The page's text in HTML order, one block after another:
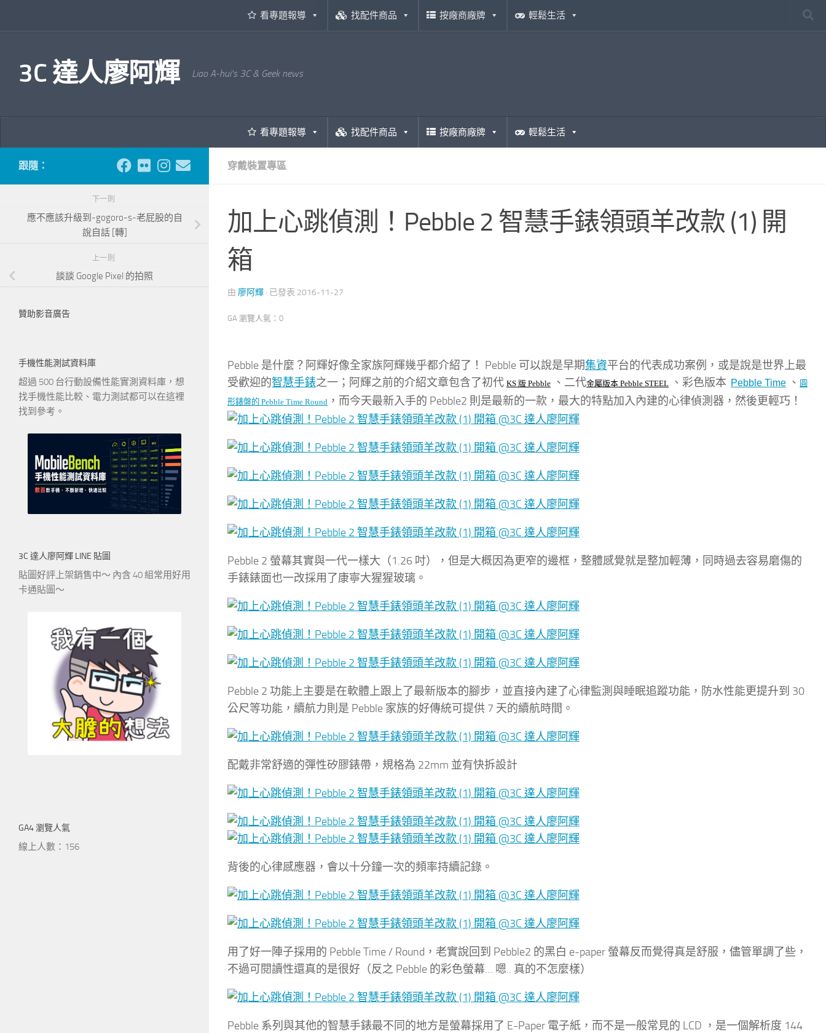
看專題報導 找配件商品 按廠商廠牌 輕鬆生活
3C 達人廖阿輝 Liao A-hui's 3C & Geek news
看專題報導 找配件商品 按廠商廠牌 輕鬆生活
穿戴裝置專區
加上心跳偵測！Pebble 2 智慧手錶領頭羊改款 (1) 開
箱
由 廖阿輝 · 已發表 2016-11-27
GA 瀏覽人氣：0
Pebble 是什麼？阿輝好像全家族阿輝幾乎都介紹了！ Pebble 可以說是早期集資平台的代表成功案例，或是說是世界上最
受歡迎的智慧手錶之一；阿輝之前的介紹文章包含了初代 KS 版 Pebble 、二代金屬版本 Pebble STEEL 、彩色版本 Pebble Time 、 圓
形錶盤的 Pebble Time Round ，而今天最新入手的 Pebble2 則是最新的一款，最大的特點加入內建的心律偵測器，然後更輕巧！
Pebble 2 螢幕其實與一代一樣大（1.26 吋），但是大概因為更窄的邊框，整體感覺就是整加輕薄，同時過去容易磨傷的
手錶錶面也一改採用了康寧大猩猩玻璃。
Pebble 2 功能上主要是在軟體上跟上了最新版本的腳步，並直接內建了心律監測與睡眠追蹤功能，防水性能更提升到 30
公尺等功能，續航力則是 Pebble 家族的好傳統可提供 7 天的續航時間。
配戴非常舒適的彈性矽膠錶帶，規格為 22mm 並有快拆設計
背後的心律感應器，會以十分鐘一次的頻率持續記錄。
用了好一陣子採用的 Pebble Time / Round，老實說回到 Pebble2 的黑白 e-paper 螢幕反而覺得真是舒服，儘管單調了些，
不過可閱讀性還真的是很好（反之 Pebble 的彩色螢幕… 嗯.. 真的不怎麼樣）
Pebble 系列與其他的智慧手錶最不同的地方是螢幕採用了 E-Paper 電子紙，而不是一般常見的 LCD ，是一個解析度 144
跟隨：
下一則
應不應該升級到-gogoro-s-老屁股的自
說自話 [轉]
上一則
談談 Google Pixel 的拍照
贊助影音廣告
手機性能測試資料庫
超過 500 台行動設備性能實測資料庫，想
找手機性能比較、電力測試都可以在這裡
找到參考。
3C 達人廖阿輝 LINE 貼圖
貼圖好評上架銷售中～ 內含 40 組常用好用
卡通貼圖～
GA4 瀏覽人氣
線上人數：156